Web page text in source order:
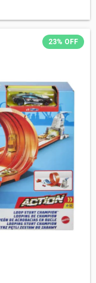
23% OFF